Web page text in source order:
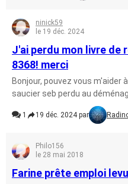
ninick59
le 19 déc. 2024
J'ai perdu mon livre de
8368! merci
Bonjour, pouvez vous m'aider
saucier seb perdu au
1 19 déc. 2024 par
Philo156
le 28 mai 2018
Farine prête emploi